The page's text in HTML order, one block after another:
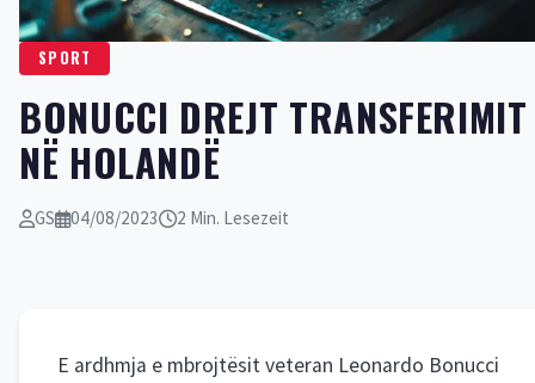
SPORT
BONUCCI DREJT TRANSFERIMIT
NË HOLANDË
GS 04/08/2023 2 Min. Lesezeit
E ardhmja e mbrojtësit veteran Leonardo Bonucci